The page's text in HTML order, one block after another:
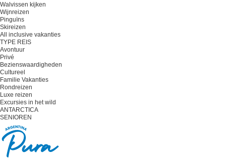
Walvissen kijken
Wijnreizen
Pinguïns
Skireizen
All inclusive vakanties
TYPE REIS
Avontuur
Privé
Bezienswaardigheden
Cultureel
Familie Vakanties
Rondreizen
Luxe reizen
Excursies in het wild
ANTARCTICA
SENIOREN